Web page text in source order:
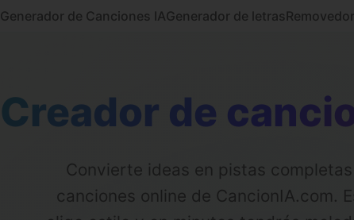
Generador de Canciones IAGenerador de letras
Creador de
Convierte ideas en pistas
canciones online de CancionIA.com.